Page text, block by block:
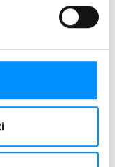
magica e dalla
sono ancora in
più potenti per
di averle
i maghi della civiltà
di immenso
dell’Anima neri,
bianchi. Tutto
che non potevano